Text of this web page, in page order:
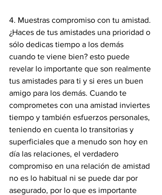
4. Muestras compromiso con tu amistad.
¿Haces de tus amistades una prioridad o
sólo dedicas tiempo a los demás
cuando te viene bien? esto puede
revelar lo importante que son realmente
tus amistades para ti y si eres un buen
amigo para los demás. Cuando te
comprometes con una amistad inviertes
tiempo y también esfuerzos personales,
teniendo en cuenta lo transitorias y
superficiales que a menudo son hoy en
día las relaciones, el verdadero
compromiso en una relación de amistad
no es lo habitual ni se puede dar por
asegurado, por lo que es importante